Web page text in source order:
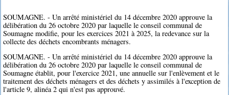
SOUMAGNE. - Un arrêté ministériel du 14 décembre 2020 approuve la
délibération du 26 octobre 2020 par laquelle le conseil communal de
Soumagne modifie, pour les exercices 2021 à 2025, la redevance sur la
collecte des déchets encombrants ménagers.
SOUMAGNE. - Un arrêté ministériel du 14 décembre 2020 approuve la
délibération du 26 octobre 2020 par laquelle le conseil communal de
Soumagne établit, pour l'exercice 2021, une annuelle sur l'enlèvement et le
traitement des déchets ménagers et des déchets y assimilés à l'exception de
l'article 9, alinéa 2 qui n'est pas approuvé.